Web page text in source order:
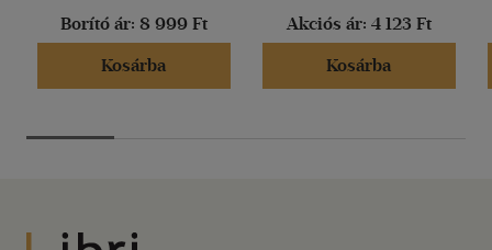
Borító ár: 8 999 Ft
Kosárba
Akciós ár: 4 123 Ft
Kosárba